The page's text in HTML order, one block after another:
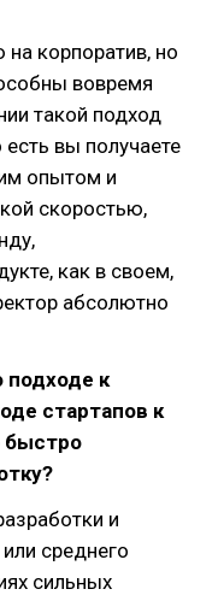
на корпоратив, но
вовремя
такой подход
вы получаете
опытом и
скоростью,
как в своем,
абсолютно
подходе к
стартапов к
быстро
и
среднего
сильных